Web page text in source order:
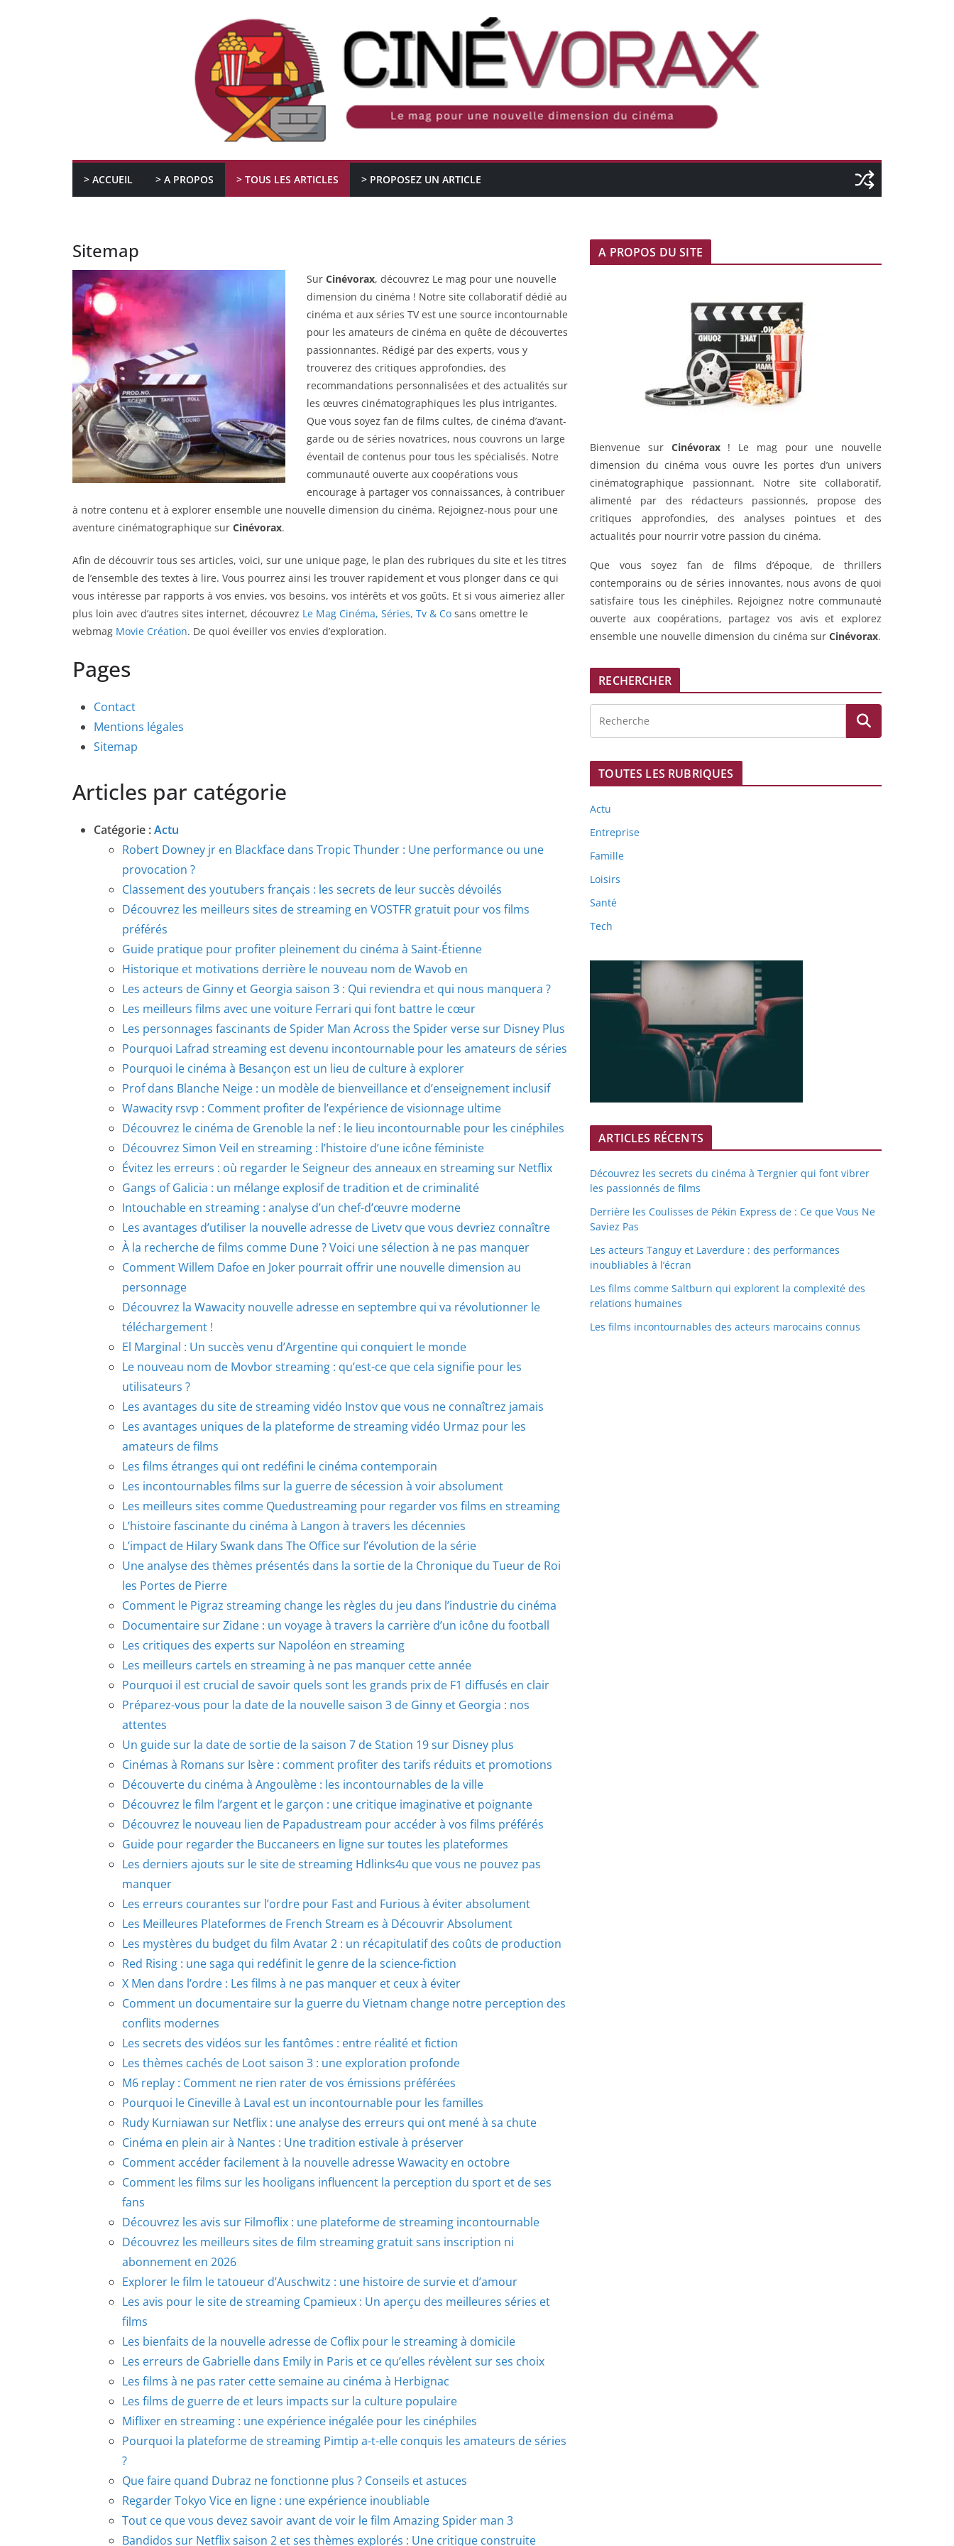
> ACCUEIL > A PROPOS > TOUS LES ARTICLES > PROPOSEZ UN ARTICLE
Sitemap
Sur Cinévorax, découvrez Le mag pour une nouvelle
dimension du cinéma ! Notre site collaboratif dédié au
cinéma et aux séries TV est une source incontournable
pour les amateurs de cinéma en quête de découvertes
passionnantes. Rédigé par des experts, vous y
trouverez des critiques approfondies, des
recommandations personnalisées et des actualités sur
les œuvres cinématographiques les plus intrigantes.
Que vous soyez fan de films cultes, de cinéma d’avant-
garde ou de séries novatrices, nous couvrons un large
éventail de contenus pour tous les spécialisés. Notre
communauté ouverte aux coopérations vous
encourage à partager vos connaissances, à contribuer
à notre contenu et à explorer ensemble une nouvelle dimension du cinéma. Rejoignez-nous pour une
aventure cinématographique sur Cinévorax.
Afin de découvrir tous ses articles, voici, sur une unique page, le plan des rubriques du site et les titres
de l’ensemble des textes à lire. Vous pourrez ainsi les trouver rapidement et vous plonger dans ce qui
vous intéresse par rapports à vos envies, vos besoins, vos intérêts et vos goûts. Et si vous aimeriez aller
plus loin avec d’autres sites internet, découvrez Le Mag Cinéma, Séries, Tv & Co sans omettre le
webmag Movie Création. De quoi éveiller vos envies d’exploration.
Pages
Contact
Mentions légales
Sitemap
Articles par catégorie
Catégorie :Actu
Robert Downey jr en Blackface dans Tropic Thunder : Une performance ou une
provocation ?
Classement des youtubers français : les secrets de leur succès dévoilés
Découvrez les meilleurs sites de streaming en VOSTFR gratuit pour vos films
préférés
Guide pratique pour profiter pleinement du cinéma à Saint-Étienne
Historique et motivations derrière le nouveau nom de Wavob en
Les acteurs de Ginny et Georgia saison 3 : Qui reviendra et qui nous manquera ?
Les meilleurs films avec une voiture Ferrari qui font battre le cœur
Les personnages fascinants de Spider Man Across the Spider verse sur Disney Plus
Pourquoi Lafrad streaming est devenu incontournable pour les amateurs de séries
Pourquoi le cinéma à Besançon est un lieu de culture à explorer
Prof dans Blanche Neige : un modèle de bienveillance et d’enseignement inclusif
Wawacity rsvp : Comment profiter de l’expérience de visionnage ultime
Découvrez le cinéma de Grenoble la nef : le lieu incontournable pour les cinéphiles
Découvrez Simon Veil en streaming : l’histoire d’une icône féministe
Évitez les erreurs : où regarder le Seigneur des anneaux en streaming sur Netflix
Gangs of Galicia : un mélange explosif de tradition et de criminalité
Intouchable en streaming : analyse d’un chef-d’œuvre moderne
Les avantages d’utiliser la nouvelle adresse de Livetv que vous devriez connaître
À la recherche de films comme Dune ? Voici une sélection à ne pas manquer
Comment Willem Dafoe en Joker pourrait offrir une nouvelle dimension au
personnage
Découvrez la Wawacity nouvelle adresse en septembre qui va révolutionner le
téléchargement !
El Marginal : Un succès venu d’Argentine qui conquiert le monde
Le nouveau nom de Movbor streaming : qu’est-ce que cela signifie pour les
utilisateurs ?
Les avantages du site de streaming vidéo Instov que vous ne connaîtrez jamais
Les avantages uniques de la plateforme de streaming vidéo Urmaz pour les
amateurs de films
Les films étranges qui ont redéfini le cinéma contemporain
Les incontournables films sur la guerre de sécession à voir absolument
Les meilleurs sites comme Quedustreaming pour regarder vos films en streaming
L’histoire fascinante du cinéma à Langon à travers les décennies
L’impact de Hilary Swank dans The Office sur l’évolution de la série
Une analyse des thèmes présentés dans la sortie de la Chronique du Tueur de Roi
les Portes de Pierre
Comment le Pigraz streaming change les règles du jeu dans l’industrie du cinéma
Documentaire sur Zidane : un voyage à travers la carrière d’un icône du football
Les critiques des experts sur Napoléon en streaming
Les meilleurs cartels en streaming à ne pas manquer cette année
Pourquoi il est crucial de savoir quels sont les grands prix de F1 diffusés en clair
Préparez-vous pour la date de la nouvelle saison 3 de Ginny et Georgia : nos
attentes
Un guide sur la date de sortie de la saison 7 de Station 19 sur Disney plus
Cinémas à Romans sur Isère : comment profiter des tarifs réduits et promotions
Découverte du cinéma à Angoulème : les incontournables de la ville
Découvrez le film l’argent et le garçon : une critique imaginative et poignante
Découvrez le nouveau lien de Papadustream pour accéder à vos films préférés
Guide pour regarder the Buccaneers en ligne sur toutes les plateformes
Les derniers ajouts sur le site de streaming Hdlinks4u que vous ne pouvez pas
manquer
Les erreurs courantes sur l’ordre pour Fast and Furious à éviter absolument
Les Meilleures Plateformes de French Stream es à Découvrir Absolument
Les mystères du budget du film Avatar 2 : un récapitulatif des coûts de production
Red Rising : une saga qui redéfinit le genre de la science-fiction
X Men dans l’ordre : Les films à ne pas manquer et ceux à éviter
Comment un documentaire sur la guerre du Vietnam change notre perception des
conflits modernes
Les secrets des vidéos sur les fantômes : entre réalité et fiction
Les thèmes cachés de Loot saison 3 : une exploration profonde
M6 replay : Comment ne rien rater de vos émissions préférées
Pourquoi le Cineville à Laval est un incontournable pour les familles
Rudy Kurniawan sur Netflix : une analyse des erreurs qui ont mené à sa chute
Cinéma en plein air à Nantes : Une tradition estivale à préserver
Comment accéder facilement à la nouvelle adresse Wawacity en octobre
Comment les films sur les hooligans influencent la perception du sport et de ses
fans
Découvrez les avis sur Filmoflix : une plateforme de streaming incontournable
Découvrez les meilleurs sites de film streaming gratuit sans inscription ni
abonnement en 2026
Explorer le film le tatoueur d’Auschwitz : une histoire de survie et d’amour
Les avis pour le site de streaming Cpamieux : Un aperçu des meilleures séries et
films
Les bienfaits de la nouvelle adresse de Coflix pour le streaming à domicile
Les erreurs de Gabrielle dans Emily in Paris et ce qu’elles révèlent sur ses choix
Les films à ne pas rater cette semaine au cinéma à Herbignac
Les films de guerre de et leurs impacts sur la culture populaire
Miflixer en streaming : une expérience inégalée pour les cinéphiles
Pourquoi la plateforme de streaming Pimtip a-t-elle conquis les amateurs de séries
?
Que faire quand Dubraz ne fonctionne plus ? Conseils et astuces
Regarder Tokyo Vice en ligne : une expérience inoubliable
Tout ce que vous devez savoir avant de voir le film Amazing Spider man 3
Bandidos sur Netflix saison 2 et ses thèmes explorés : Une critique construite
A PROPOS DU SITE
Bienvenue sur Cinévorax! Le mag pour une nouvelle
dimension du cinéma vous ouvre les portes d’un univers
cinématographique passionnant. Notre site collaboratif,
alimenté par des rédacteurs passionnés, propose des
critiques approfondies, des analyses pointues et des
actualités pour nourrir votre passion du cinéma.
Que vous soyez fan de films d’époque, de thrillers
contemporains ou de séries innovantes, nous avons de quoi
satisfaire tous les cinéphiles. Rejoignez notre communauté
ouverte aux coopérations, partagez vos avis et explorez
ensemble une nouvelle dimension du cinéma surCinévorax.
RECHERCHER
TOUTES LES RUBRIQUES
Actu
Entreprise
Famille
Loisirs
Santé
Tech
ARTICLES RÉCENTS
Découvrez les secrets du cinéma à Tergnier qui font vibrer
les passionnés de films
Derrière les Coulisses de Pékin Express de : Ce que Vous Ne
Saviez Pas
Les acteurs Tanguy et Laverdure : des performances
inoubliables à l’écran
Les films comme Saltburn qui explorent la complexité des
relations humaines
Les films incontournables des acteurs marocains connus